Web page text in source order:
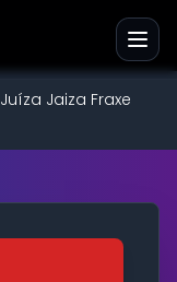
Juíza Jaiza Fraxe